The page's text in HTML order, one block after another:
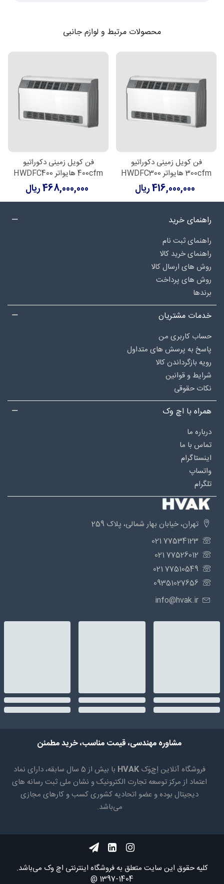
محصولات مرتبط و لوازم جانبی
فن کویل زمینی دکوراتیو
300cfm هایواتر HWDFC300
416,000,000 ریال
فن کویل زمینی دکوراتیو
400cfm هایواتر HWDFC400
468,000,000 ریال
راهنمای خرید
راهنمای ثبت نام
راهنمای خرید کالا
روش های ارسال کالا
روش های پرداخت
برندها
خدمات مشتریان
حساب کاربری من
پاسخ به پرسش های متداول
رویه بازگرداندن کالا
شرایط و قوانین
نکات حقوقی
همراه با اچ وک
درباره‌ ما
تماس با ما
اینستاگرام
واتساپ
تلگرام
تهران، خیابان بهار شمالی، پلاک 259
77534123 021
77526012 021
77510549 021
09351027656
info@hvak.ir
مشاوره مهندسی، قیمت مناسب، خرید مطمئن
فروشگاه آنلاین اِچ‌وَک HVAK
با بیش از 5 سال سابقه، دارای نماد
اعتماد از مرکز توسعه تجارت الکترونیک و نشان ملی ثبت رسانه های
دیجیتال بوده و عضو اتحادیه کشوری کسب و کارهای مجازی
می‌باشد.
کلیه حقوق اين سايت متعلق به فروشگاه اینترنتی اچ وک می‌باشد.
1404-1397 @